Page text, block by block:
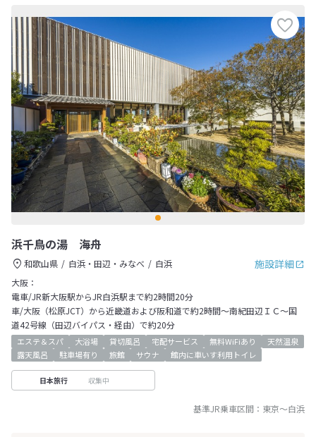
浜千鳥の湯 海舟
施設詳細
和歌山県 白浜・田辺・みなべ
白浜
大阪：
電車/JR新大阪駅からJR白浜駅まで約2時間20分
車/大阪（松原JCT）から近畿道および阪和道で約2時間～南紀田辺ＩＣ～国
道42号線（田辺バイパス・経由）で約20分
エステ＆スパ 大浴場 貸切風呂 宅配サービス 無料WiFiあり
天然温泉
露天風呂
駐車場有り 旅館 サウナ 館内に車いす利用トイレ
日本旅行 収集中
基準JR乗車区間： 東京～白浜